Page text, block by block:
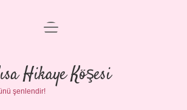
Anasayfa
Gizlilik Politikası
Yasal Uyarı
menüyü
Hikaye Köşesi
şenlendir!